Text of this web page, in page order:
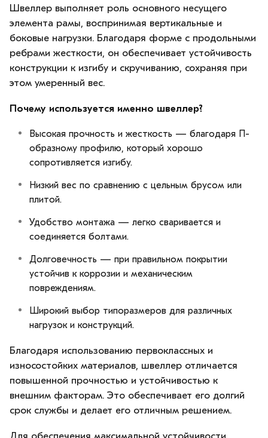
Швеллер выполняет роль основного несущего
элемента рамы, воспринимая вертикальные и
боковые нагрузки. Благодаря форме с продольными
ребрами жесткости, он обеспечивает устойчивость
конструкции к изгибу и скручиванию, сохраняя при
этом умеренный вес.
Почему используется именно швеллер?
Высокая прочность и жесткость — благодаря П-
образному профилю, который хорошо
сопротивляется изгибу.
Низкий вес по сравнению с цельным брусом или
плитой.
Удобство монтажа — легко сваривается и
соединяется болтами.
Долговечность — при правильном покрытии
устойчив к коррозии и механическим
повреждениям.
Широкий выбор типоразмеров для различных
нагрузок и конструкций.
Благодаря использованию первоклассных и
износостойких материалов, швеллер отличается
повышенной прочностью и устойчивостью к
внешним факторам. Это обеспечивает его долгий
срок службы и делает его отличным решением.